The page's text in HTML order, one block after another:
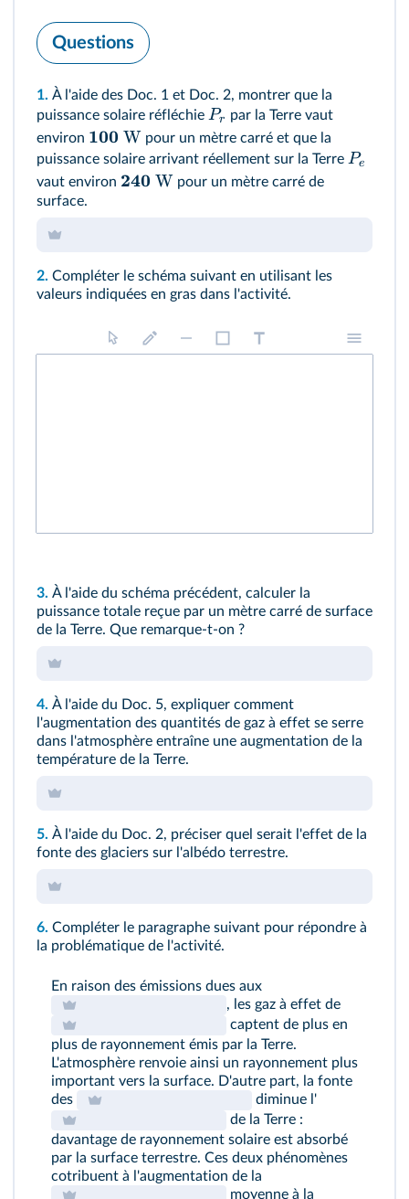
Questions
1. À l'aide des Doc. 1 et Doc. 2, montrer que la
puissance solaire réfléchie Pr par la Terre vaut
environ 100 W pour un mètre carré et que la
puissance solaire arrivant réellement sur la Terre Pe
vaut environ 240 W pour un mètre carré de
surface.
2. Compléter le schéma suivant en utilisant les
valeurs indiquées en gras dans l'activité.
3. À l'aide du schéma précédent, calculer la
puissance totale reçue par un mètre carré de surface
de la Terre. Que remarque-t-on ?
4. À l'aide du Doc. 5, expliquer comment
l'augmentation des quantités de gaz à effet se serre
dans l'atmosphère entraîne une augmentation de la
température de la Terre.
5. À l'aide du Doc. 2, préciser quel serait l'effet de la
fonte des glaciers sur l'albédo terrestre.
6. Compléter le paragraphe suivant pour répondre à
la problématique de l'activité.
En raison des émissions dues aux
, les gaz à effet de
captent de plus en
plus de rayonnement émis par la Terre.
L'atmosphère renvoie ainsi un rayonnement plus
important vers la surface. D'autre part, la fonte
des
diminue l'
de la Terre :
davantage de rayonnement solaire est absorbé
par la surface terrestre. Ces deux phénomènes
cotribuent à l'augmentation de la
moyenne à la